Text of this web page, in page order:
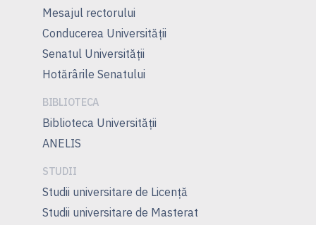
Mesajul rectorului
Conducerea Universităţii
Senatul Universității
Hotărârile Senatului
BIBLIOTECA
Biblioteca Universității
ANELIS
STUDII
Studii universitare de Licenţă
Studii universitare de Masterat